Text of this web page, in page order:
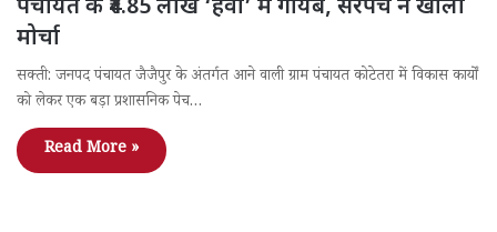
पंचायत के ₹4.85 लाख ‘हवा’ में गायब, सरपंच ने खोला
मोर्चा
सक्ती: जनपद पंचायत जैजैपुर के अंतर्गत आने वाली ग्राम पंचायत कोटेतरा में विकास कार्यों
को लेकर एक बड़ा प्रशासनिक पेच…
Read More »